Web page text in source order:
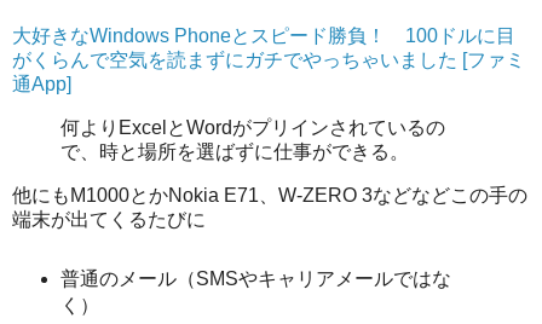
大好きなWindows Phoneとスピード勝負！ 100ドルに目
がくらんで空気を読まずにガチでやっちゃいました [ファミ
通App]
何よりExcelとWordがプリインされているの
で、時と場所を選ばずに仕事ができる。
他にもM1000とかNokia E71、W-ZERO 3などなどこの手の
端末が出てくるたびに
普通のメール（SMSやキャリアメールではな
く）